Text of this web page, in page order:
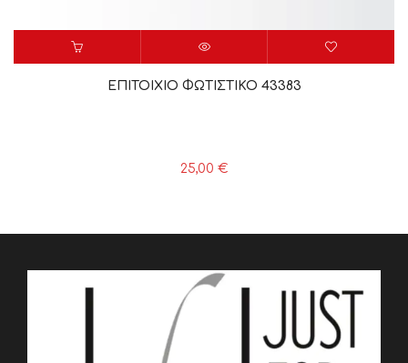
ΕΠΙΤΟΙΧΙΟ ΦΩΤΙΣΤΙΚΟ 43383
25,00 €